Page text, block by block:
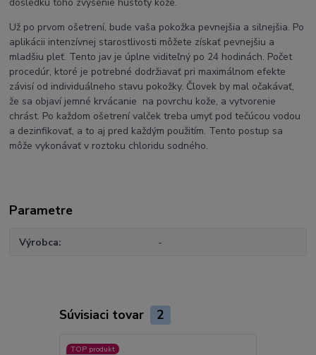
Už po prvom ošetrení, bude vaša pokožka pevnejšia a silnejšia. Po
aplikácii intenzívnej starostlivosti môžete získať pevnejšiu a
mladšiu pleť. Tento jav je úplne viditeľný po 24 hodinách. Počet
procedúr, ktoré je potrebné dodržiavať pri maximálnom efekte
závisí od individuálneho stavu pokožky. Človek by mal očakávať,
že sa objaví jemné krvácanie na povrchu kože, a vytvorenie
chrást. Po každom ošetrení valček treba umyť pod tečúcou vodou
a dezinfikovať, a to aj pred každým použitím. Tento postup sa
môže vykonávať v roztoku chloridu sodného.
Parametre
Výrobca -
Súvisiaci tovar 2
TOP produkt